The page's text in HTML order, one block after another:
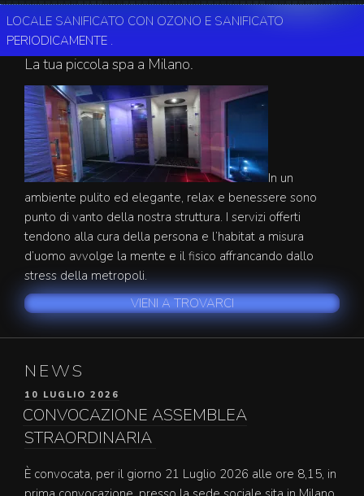
CIRCOLO TBLUE SAUNA
La tua piccola spa a Milano.
In un
ambiente pulito ed elegante, relax e benessere sono
punto di vanto della nostra struttura. I servizi offerti
tendono alla cura della persona e l’habitat a misura
d’uomo avvolge la mente e il fisico affrancando dallo
stress della metropoli.
VIENI A TROVARCI
NEWS
PUBBLICATO
IL
10 LUGLIO 2026
CONVOCAZIONE ASSEMBLEA
STRAORDINARIA
È convocata, per il giorno 21 Luglio 2026 alle ore 8,15, in
LOCALE SANIFICATO CON OZONO E SANIFICATO
PERIODICAMENTE .